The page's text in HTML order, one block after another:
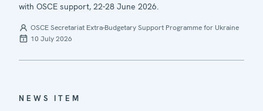
with OSCE support, 22-28 June 2026.
OSCE Secretariat Extra-Budgetary Support Programme for Ukraine
10 July 2026
NEWS ITEM